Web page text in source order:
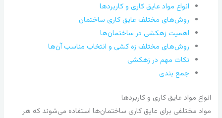
انواع مواد عایق کاری و کاربردها
روش‌های مختلف عایق کاری ساختمان
اهمیت زهکشی در ساختمان‌ها
روش‌های مختلف زه کشی و انتخاب مناسب آن‌ها
نکات مهم در زهکشی
جمع بندی
انواع مواد عایق کاری و کاربردها
مواد مختلفی برای عایق کاری ساختمان‌ها استفاده می‌شوند که هر